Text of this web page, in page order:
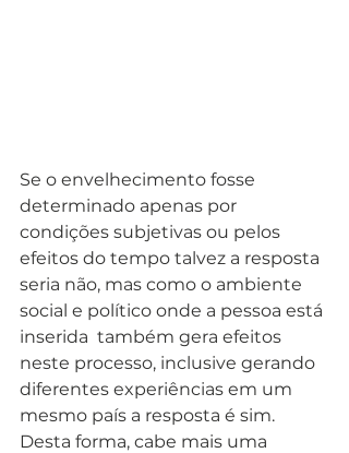
Se o envelhecimento fosse
determinado apenas por
condições subjetivas ou pelos
efeitos do tempo talvez a resposta
seria não, mas como o ambiente
social e político onde a pessoa está
inserida  também gera efeitos
neste processo, inclusive gerando
diferentes experiências em um
mesmo país a resposta é sim.
Desta forma, cabe mais uma